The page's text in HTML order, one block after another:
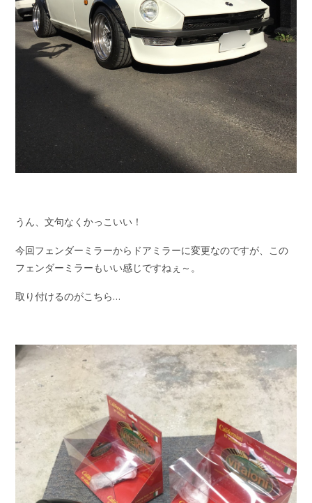
うん、文句なくかっこいい！
今回フェンダーミラーからドアミラーに変更なのですが、この
フェンダーミラーもいい感じですねぇ～。
取り付けるのがこちら…